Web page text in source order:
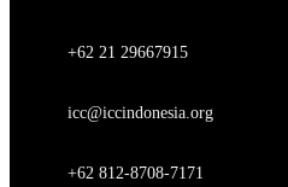
+62 21 29667915
icc@iccindonesia.org
+62 812-8708-7171